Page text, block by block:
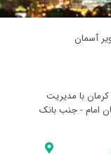
آسمان
با مدیریت
امام - جنب بانک